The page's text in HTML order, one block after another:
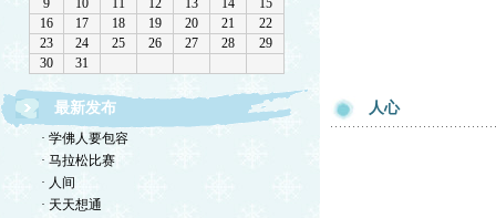
最新发布
· 学佛人要包容
· 马拉松比赛
· 人间
· 天天想通
人心